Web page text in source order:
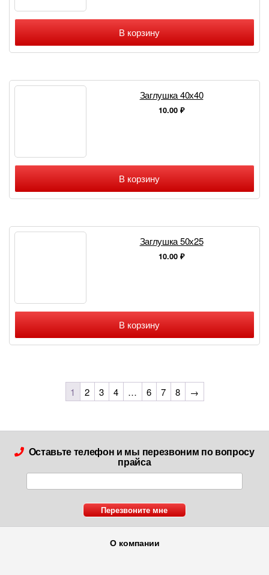
В корзину
Заглушка 40х40
10.00 ₽
В корзину
Заглушка 50х25
10.00 ₽
В корзину
1 2 3 4 … 6 7 8 →
Оставьте телефон и мы перезвоним по вопросу
прайса
О компании